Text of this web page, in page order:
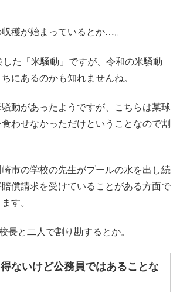
穫が始まっているとか…。
た「米騒動」ですが、令和の米騒動
にあるのかも知れませんね。
動があったようですが、こちらは某球
わせなかっただけということなので割
市の学校の先生がプールの水を出し続
償請求を受けていることがある方面で
す。
長と二人で割り勘するとか。
ないけど公務員ではあることな